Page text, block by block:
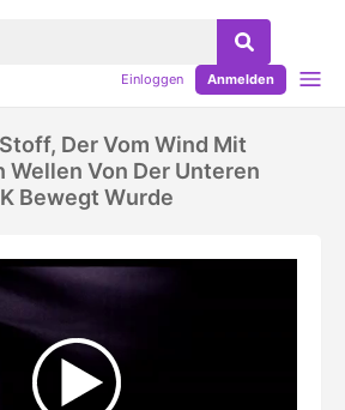
Einloggen Anmelden
Der Vom Wind Mit
Wellen Von Der Unteren
Bewegt Wurde